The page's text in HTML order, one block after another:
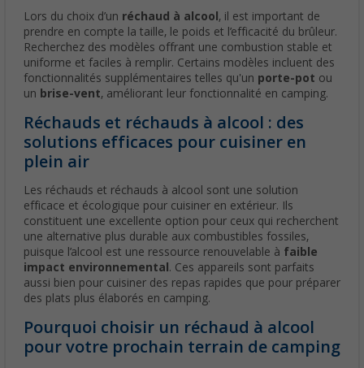
Lors du choix d’un réchaud à alcool , il est important de
prendre en compte la taille, le poids et l’efficacité du brûleur.
Recherchez des modèles offrant une combustion stable et
uniforme et faciles à remplir. Certains modèles incluent des
fonctionnalités supplémentaires telles qu'un porte-pot ou
un brise-vent, améliorant leur fonctionnalité en camping.
Réchauds et réchauds à alcool : des
solutions efficaces pour cuisiner en
plein air
Les réchauds et réchauds à alcool sont une solution
efficace et écologique pour cuisiner en extérieur. Ils
constituent une excellente option pour ceux qui recherchent
une alternative plus durable aux combustibles fossiles,
puisque l’alcool est une ressource renouvelable à faible
impact environnemental . Ces appareils sont parfaits
aussi bien pour cuisiner des repas rapides que pour préparer
des plats plus élaborés en camping.
Pourquoi choisir un réchaud à alcool
pour votre prochain terrain de camping